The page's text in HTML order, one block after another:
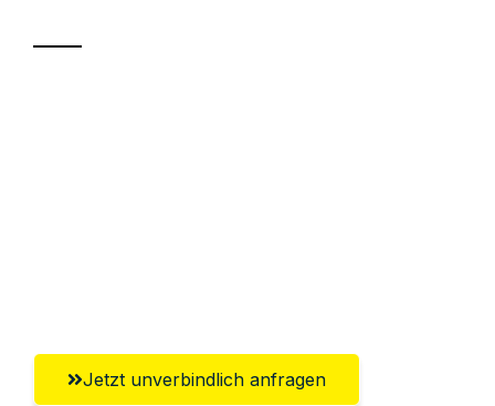
Jetzt unverbindlich anfragen